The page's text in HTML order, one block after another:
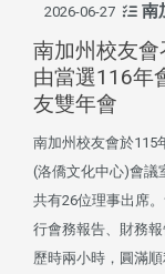
2026-06-27 南
南加州校友
由當選116年
友雙年會
南加州校友會於115
(洛僑文化中心)會議
共有26位理事出席
行會務報告、財務
歷時兩小時，圓滿順